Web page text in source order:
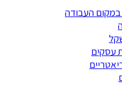
במקום העבודה
עסקים